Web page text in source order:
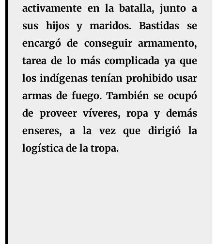
activamente en la batalla, junto a
sus hijos y maridos. Bastidas se
encargó de conseguir armamento,
tarea de lo más complicada ya que
los indígenas tenían prohibido usar
armas de fuego. También se ocupó
de proveer víveres, ropa y demás
enseres, a la vez que dirigió la
logística de la tropa.